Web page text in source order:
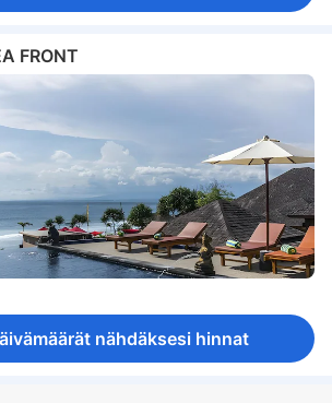
FRONT
nähdäksesi hinnat